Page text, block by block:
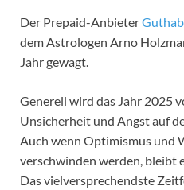
Der Prepaid-Anbieter
dem Astrologen Arno
Jahr gewagt.
Generell wird das Jahr 2025
Unsicherheit und Angst auf
Auch wenn Optimismus und
verschwinden werden, bleibt
Das vielversprechendste